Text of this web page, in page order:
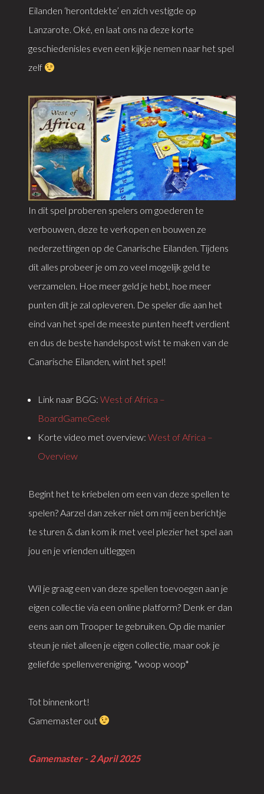
Eilanden ‘herontdekte’ en zich vestigde op
Lanzarote. Oké, en laat ons na deze korte
geschiedenisles even een kijkje nemen naar het spel
zelf
In dit spel proberen spelers om goederen te
verbouwen, deze te verkopen en bouwen ze
nederzettingen op de Canarische Eilanden. Tijdens
dit alles probeer je om zo veel mogelijk geld te
verzamelen. Hoe meer geld je hebt, hoe meer
punten dit je zal opleveren. De speler die aan het
eind van het spel de meeste punten heeft verdient
en dus de beste handelspost wist te maken van de
Canarische Eilanden, wint het spel!
Link naar BGG: West of Africa –
BoardGameGeek
Korte video met overview: West of Africa –
Overview
Begint het te kriebelen om een van deze spellen te
spelen? Aarzel dan zeker niet om mij een berichtje
te sturen & dan kom ik met veel plezier het spel aan
jou en je vrienden uitleggen
Wil je graag een van deze spellen toevoegen aan je
eigen collectie via een online platform? Denk er dan
eens aan om Trooper te gebruiken. Op die manier
steun je niet alleen je eigen collectie, maar ook je
geliefde spellenvereniging. *woop woop*
Tot binnenkort!
Gamemaster out
Gamemaster - 2 April 2025